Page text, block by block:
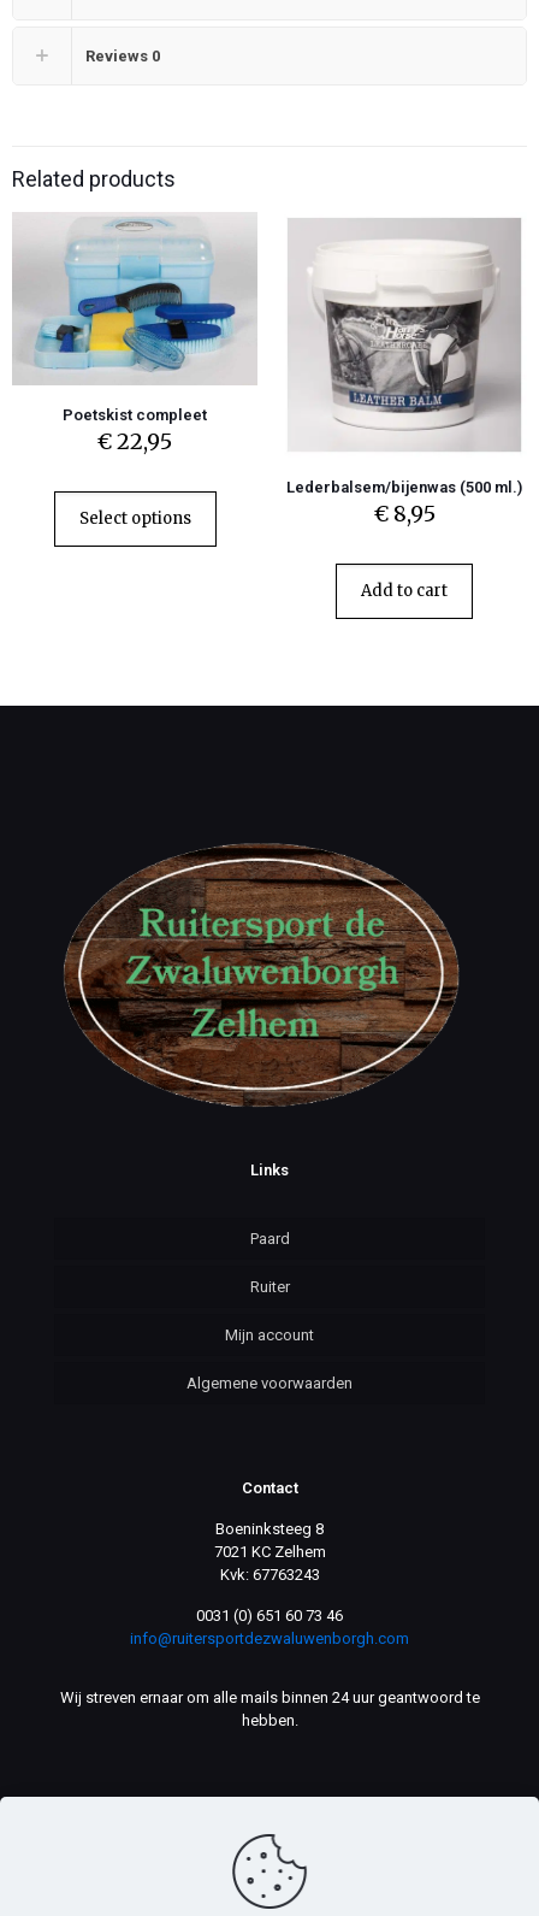
Reviews 0
Related products
Poetskist compleet
€22,95
Select options
Lederbalsem/bijenwas (500 ml.)
€8,95
Add to cart
Links
Paard
Ruiter
Mijn account
Algemene voorwaarden
Contact
Boeninksteeg 8
7021 KC Zelhem
Kvk: 67763243
0031 (0) 651 60 73 46
info@ruitersportdezwaluwenborgh.com
Wij streven ernaar om alle mails binnen 24 uur geantwoord te
hebben.